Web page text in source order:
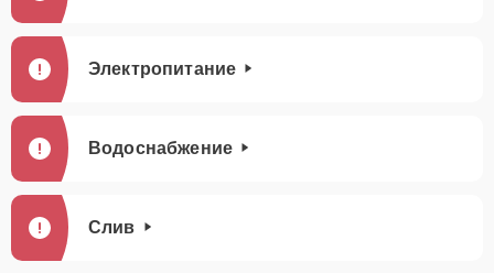
Электропитание
Водоснабжение
Слив